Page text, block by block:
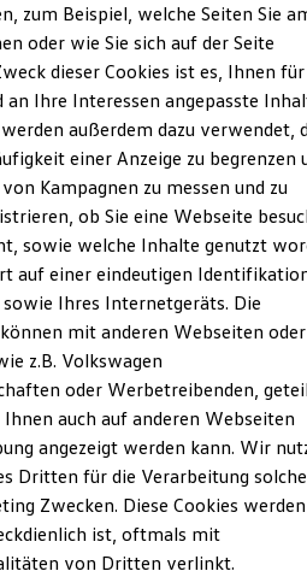
finden
Lebensdauer
Versionen und Updates
zu Ihrem ID.
R Experience
122, 78467 Konstanz
08:00-18:00 Uhr
Geschlossen
Geschlossen
zum Beispiel, welche Seiten Sie
oder wie Sie sich auf der Seite
dieser Cookies ist es, Ihnen für
an Ihre Interessen angepasste
außerdem dazu verwendet,
einer Anzeige zu begrenzen
Kampagnen zu messen und zu
ob Sie eine Webseite
sowie welche Inhalte genutzt
auf einer eindeutigen
Ihres Internetgeräts. Die
mit anderen Webseiten oder
z.B. Volkswagen
oder Werbetreibenden,
Ihnen auch auf anderen Webseiten
angezeigt werden kann. Wir
Dritten für die Verarbeitung
Zwecken. Diese Cookies
ist, oftmals mit
von Dritten verlinkt.